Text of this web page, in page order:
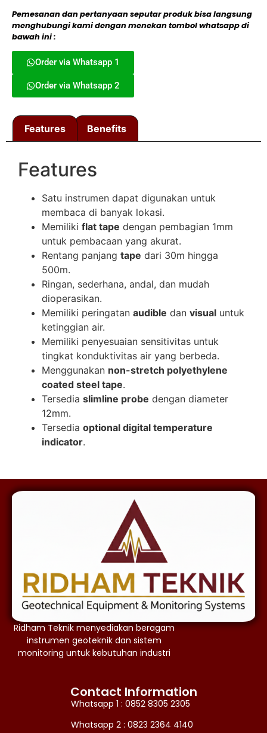
Pemesanan dan pertanyaan seputar produk bisa langsung
menghubungi kami dengan menekan tombol whatsapp di
bawah ini :
Order via Whatsapp 1
Order via Whatsapp 2
Features Benefits
Features
Satu instrumen dapat digunakan untuk
membaca di banyak lokasi.
Memiliki flat tape dengan pembagian 1mm
untuk pembacaan yang akurat.
Rentang panjang tape dari 30m hingga
500m.
Ringan, sederhana, andal, dan mudah
dioperasikan.
Memiliki peringatan audible dan visual untuk
ketinggian air.
Memiliki penyesuaian sensitivitas untuk
tingkat konduktivitas air yang berbeda.
Menggunakan non-stretch polyethylene
coated steel tape.
Tersedia slimline probe dengan diameter
12mm.
Tersedia optional digital temperature
indicator.
Ridham Teknik menyediakan beragam
instrumen geoteknik dan sistem
monitoring untuk kebutuhan industri
Contact Information
Whatsapp 1 : 0852 8305 2305
Whatsapp 2 : 0823 2364 4140